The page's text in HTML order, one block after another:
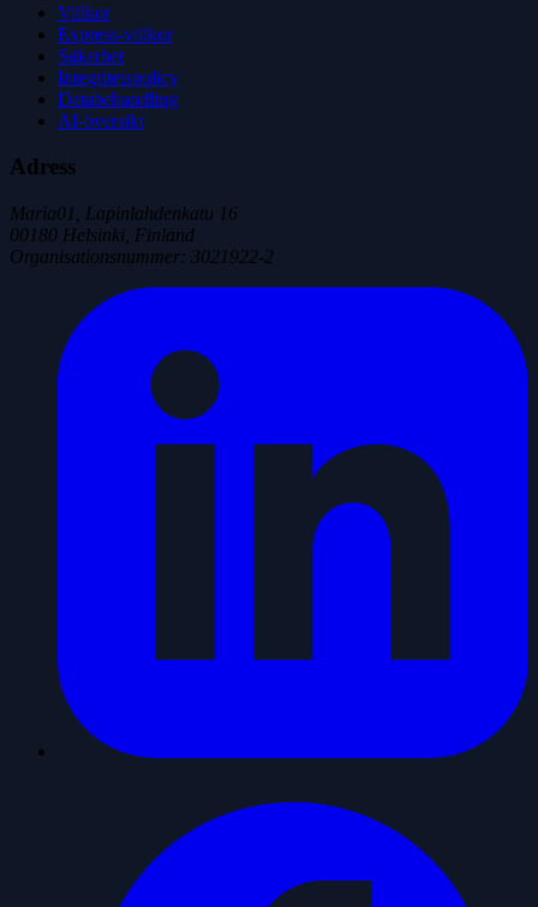
Villkor
Express-villkor
Säkerhet
Integritetspolicy
Databehandling
AI-översikt
Adress
Maria01, Lapinlahdenkatu 16
00180 Helsinki, Finland
Organisationsnummer: 3021922-2